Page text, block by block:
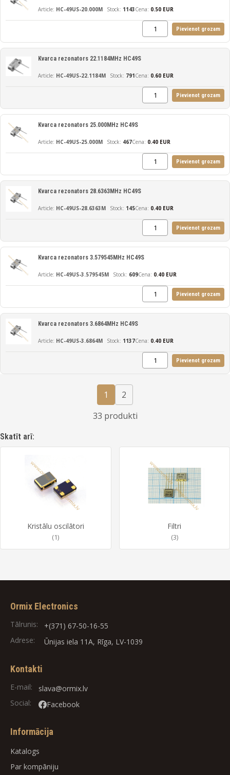
HC-49US-20.000M 1143Cena: 0.50 EUR
Pievienot grozam
HC-49US-22.1184M
Kvarca rezonators 22.1184MHz HC49S
791Cena: 0.60 EUR
Pievienot grozam
HC-49US-25.000M
Kvarca rezonators 25.000MHz HC49S
467Cena: 0.40 EUR
Pievienot grozam
HC-49US-28.6363M
Kvarca rezonators 28.6363MHz HC49S
145Cena: 0.40 EUR
Pievienot grozam
HC-49US-3.579545M
Kvarca rezonators 3.579545MHz HC49S
609Cena: 0.40 EUR
Pievienot grozam
HC-49US-3.6864M
Kvarca rezonators 3.6864MHz HC49S
1137Cena: 0.40 EUR
Pievienot grozam
1
2
33 produkti
Skatīt arī:
Kristālu oscilātori
(1)
Filtri
(3)
Ormix Electronics
Tālrunis:
+(371) 67-50-16-55
Adrese:
Ūnijas iela 11A, Rīga, LV-1039
Kontakti
E-mail:
slava@ormix.lv
Social:
Facebook
Informācija
Katalogs
Par kompāniju